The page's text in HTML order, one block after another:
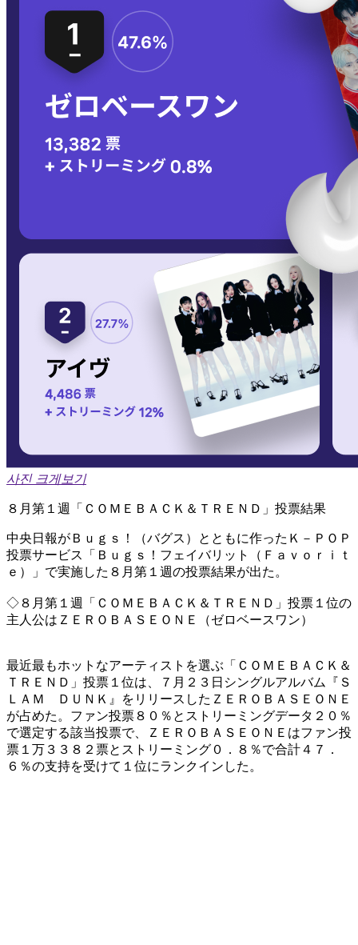
사진 크게보기
８月第１週「ＣＯＭＥＢＡＣＫ＆ＴＲＥＮＤ」投票結果
中央日報がＢｕｇｓ！（バグス）とともに作ったＫ－ＰＯＰ
投票サービス「Ｂｕｇｓ！フェイバリット（Ｆａｖｏｒｉｔ
ｅ）」で実施した８月第１週の投票結果が出た。
◇８月第１週「ＣＯＭＥＢＡＣＫ＆ＴＲＥＮＤ」投票１位の
主人公はＺＥＲＯＢＡＳＥＯＮＥ（ゼロベースワン）
最近最もホットなアーティストを選ぶ「ＣＯＭＥＢＡＣＫ＆
ＴＲＥＮＤ」投票１位は、７月２３日シングルアルバム『Ｓ
ＬＡＭ ＤＵＮＫ』をリリースしたＺＥＲＯＢＡＳＥＯＮＥ
が占めた。ファン投票８０％とストリーミングデータ２０％
で選定する該当投票で、ＺＥＲＯＢＡＳＥＯＮＥはファン投
票１万３３８２票とストリーミング０．８％で合計４７．
６％の支持を受けて１位にランクインした。